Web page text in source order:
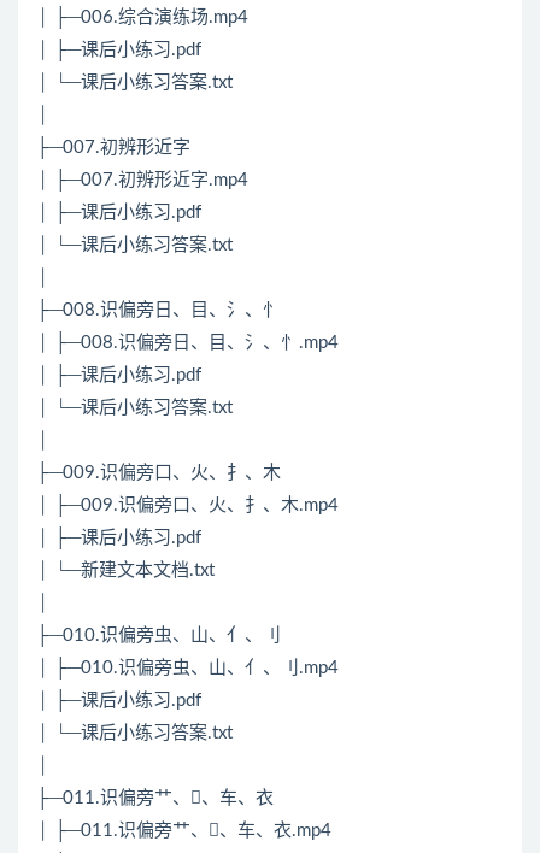
│ ├─006.综合演练场.mp4
│ ├─课后小练习.pdf
│ └─课后小练习答案.txt
├─007.初辨形近字
│ ├─007.初辨形近字.mp4
│ ├─课后小练习.pdf
│ └─课后小练习答案.txt
├─008.识偏旁日、目、氵、忄
│ ├─008.识偏旁日、目、氵、忄.mp4
│ ├─课后小练习.pdf
│ └─课后小练习答案.txt
├─009.识偏旁口、火、扌、木
│ ├─009.识偏旁口、火、扌、木.mp4
│ ├─课后小练习.pdf
│ └─新建文本文档.txt
├─010.识偏旁虫、山、亻、刂
│ ├─010.识偏旁虫、山、亻、刂.mp4
│ ├─课后小练习.pdf
│ └─课后小练习答案.txt
├─011.识偏旁艹、、车、衣
│ ├─011.识偏旁艹、、车、衣.mp4